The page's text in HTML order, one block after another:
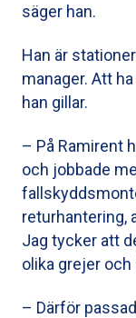
säger han.
Han är
manager. Att
han gillar.
– På Ramirent
och jobbade
returhantering,
Jag tycker att
olika grejer och
– Därför